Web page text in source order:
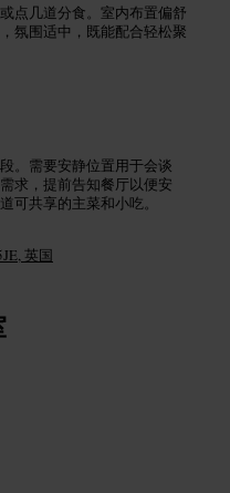
点几道分食。室内布置偏舒
氛围适中，既能配合轻松聚
。需要安静位置用于会谈
求，提前告知餐厅以便安
可共享的主菜和小吃。
英国